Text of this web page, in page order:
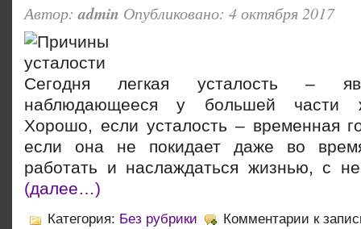
Автор:admin Опубликовано: 4 октября 2017
Сегодня легкая усталость –
наблюдающееся у большей части
Хорошо, если усталость – временная
если она не покидает даже во
работать и наслаждаться жизнью, с
(далее…)
Категория: Без рубрики Комментарии к